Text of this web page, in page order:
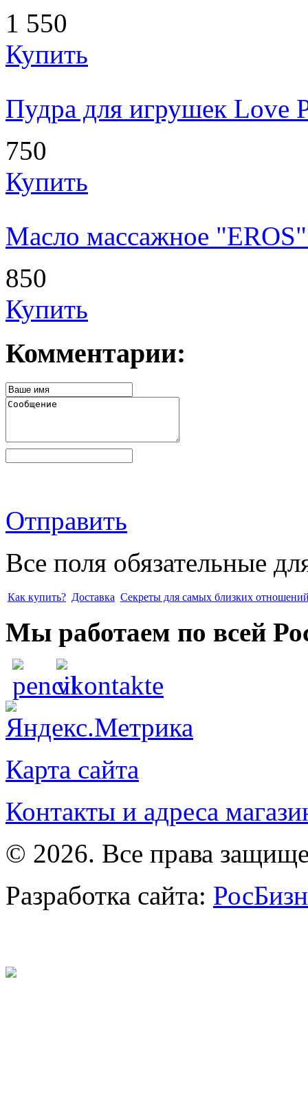
1 550
Купить
Пудра для игрушек Love
750
Купить
Масло массажное
850
Купить
Комментарии:
Отправить
Все поля обязательные
Как купить? Доставка Секреты для самых близких
Мы работаем по всей
Карта сайта
Контакты и адреса
© 2026. Все права
Разработка сайта: